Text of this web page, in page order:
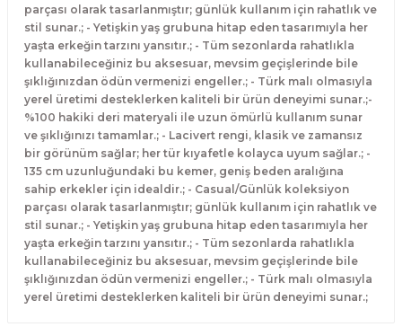
parçası olarak tasarlanmıştır; günlük kullanım için rahatlık ve
stil sunar.; - Yetişkin yaş grubuna hitap eden tasarımıyla her
yaşta erkeğin tarzını yansıtır.; - Tüm sezonlarda rahatlıkla
kullanabileceğiniz bu aksesuar, mevsim geçişlerinde bile
şıklığınızdan ödün vermenizi engeller.; - Türk malı olmasıyla
yerel üretimi desteklerken kaliteli bir ürün deneyimi sunar.;-
%100 hakiki deri materyali ile uzun ömürlü kullanım sunar
ve şıklığınızı tamamlar.; - Lacivert rengi, klasik ve zamansız
bir görünüm sağlar; her tür kıyafetle kolayca uyum sağlar.; -
135 cm uzunluğundaki bu kemer, geniş beden aralığına
sahip erkekler için idealdir.; - Casual/Günlük koleksiyon
parçası olarak tasarlanmıştır; günlük kullanım için rahatlık ve
stil sunar.; - Yetişkin yaş grubuna hitap eden tasarımıyla her
yaşta erkeğin tarzını yansıtır.; - Tüm sezonlarda rahatlıkla
kullanabileceğiniz bu aksesuar, mevsim geçişlerinde bile
şıklığınızdan ödün vermenizi engeller.; - Türk malı olmasıyla
yerel üretimi desteklerken kaliteli bir ürün deneyimi sunar.;